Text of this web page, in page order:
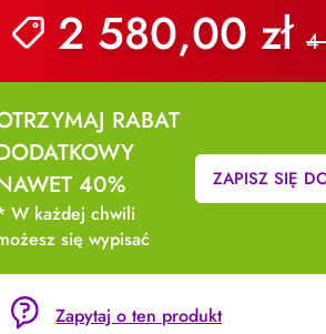
2 580,00 zł4
RABAT
40%
W każdej chwili
się wypisać
ZAPISZ SIĘ
Zapytaj o ten produkt